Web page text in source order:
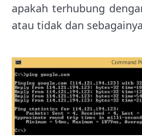
apakah terhubung
atau tidak dan